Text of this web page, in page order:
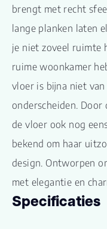
brengt met recht
lange planken laten
je niet zoveel ruimte
ruime woonkamer
vloer is bijna niet
onderscheiden. Door
de vloer ook nog
bekend om haar
design. Ontworpen
met elegantie en
Specificaties